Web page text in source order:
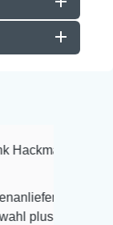
★★★★
und die